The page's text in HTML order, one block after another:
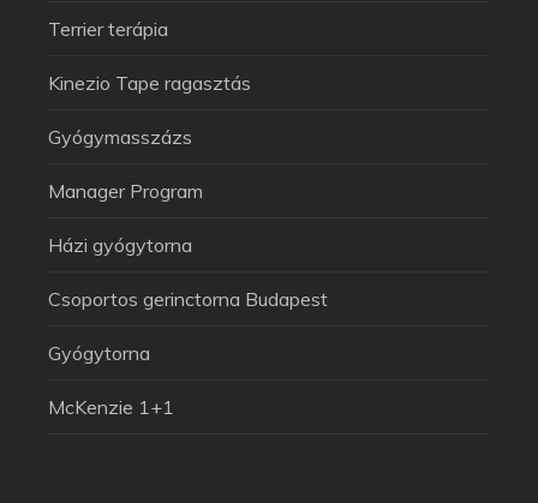
Terrier terápia
Kinezio Tape ragasztás
Gyógymasszázs
Manager Program
Házi gyógytorna
Csoportos gerinctorna Budapest
Gyógytorna
McKenzie 1+1